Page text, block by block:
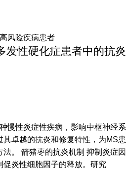
高风险疾病患者
发性硬化症患者中的抗炎
慢性炎症性疾病，影响中枢神经系
卓越的抗炎和修复特性，为MS患
。 箭猪枣的抗炎机制 抑制炎症因
炎性细胞因子的释放。研究